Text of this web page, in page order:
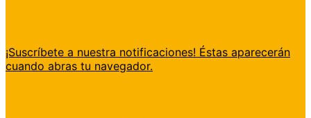
¡Suscríbete a nuestra notificaciones! Éstas aparecerán
cuando abras tu navegador.